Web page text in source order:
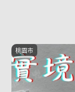
桃園市